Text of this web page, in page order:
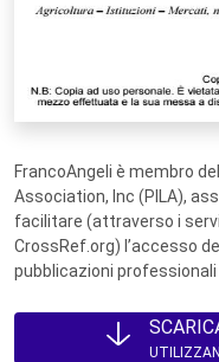
FrancoAngeli è membro
Association, Inc (PILA),
facilitare (attraverso i
CrossRef.org) l’accesso
pubblicazioni